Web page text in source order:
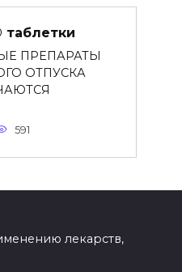
ПРЕПАРАТЫ
ОТПУСКА
591
лекарств,